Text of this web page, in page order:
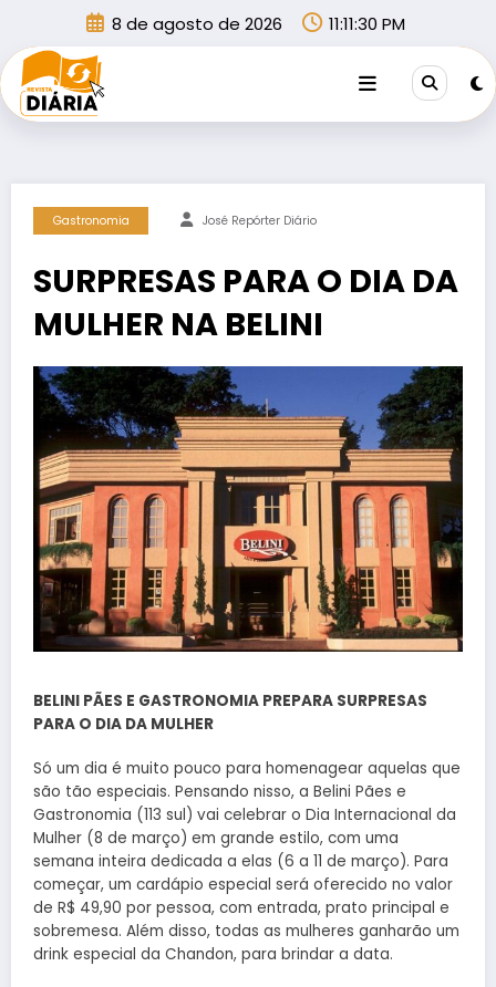
conteúdo
8 de agosto de 2026 11:11:30 PM
Gastronomia José Repórter Diário
SURPRESAS PARA O DIA DA
MULHER NA BELINI
BELINI PÃES E GASTRONOMIA PREPARA SURPRESAS
PARA O DIA DA MULHER
Só um dia é muito pouco para homenagear aquelas que
são tão especiais. Pensando nisso, a Belini Pães e
Gastronomia (113 sul) vai celebrar o Dia Internacional da
Mulher (8 de março) em grande estilo, com uma
semana inteira dedicada a elas (6 a 11 de março). Para
começar, um cardápio especial será oferecido no valor
de R$ 49,90 por pessoa, com entrada, prato principal e
sobremesa. Além disso, todas as mulheres ganharão um
drink especial da Chandon, para brindar a data.